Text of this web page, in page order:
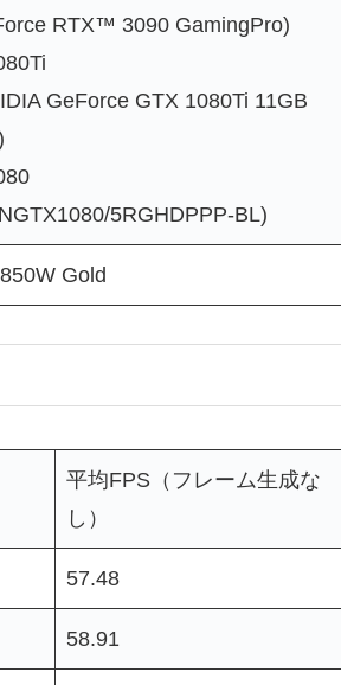
RTX™ 3090 GamingPro)
GeForce GTX 1080Ti 11GB
5RGHDPPP-BL)
Gold
平均FPS（フレーム生成な
し）
57.48
58.91